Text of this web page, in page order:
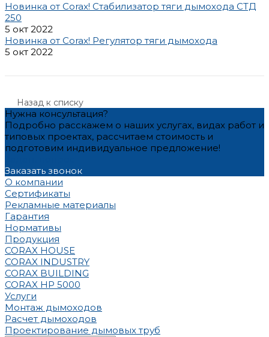
Новинка от Corax! Стабилизатор тяги дымохода СТД
250
5 окт 2022
Новинка от Corax! Регулятор тяги дымохода
5 окт 2022
Назад к списку
Нужна консультация?
Подробно расскажем о наших услугах, видах работ и
типовых проектах, рассчитаем стоимость и
подготовим индивидуальное предложение!
Заказать звонок
О компании
Сертификаты
Рекламные материалы
Гарантия
Нормативы
Продукция
CORAX HOUSE
CORAX INDUSTRY
CORAX BUILDING
CORAX HP 5000
Услуги
Монтаж дымоходов
Расчет дымоходов
Проектирование дымовых труб